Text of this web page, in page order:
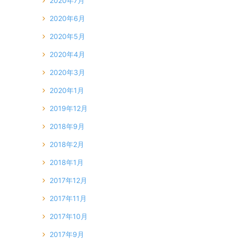
2020年6月
2020年5月
2020年4月
2020年3月
2020年1月
2019年12月
2018年9月
2018年2月
2018年1月
2017年12月
2017年11月
2017年10月
2017年9月